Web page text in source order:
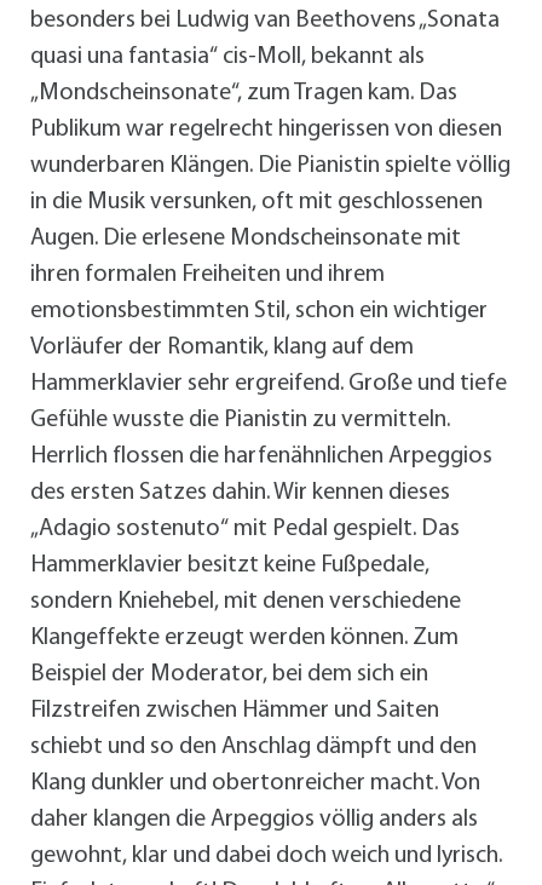
besonders bei Ludwig van Beethovens „Sonata
quasi una fantasia“ cis-Moll, bekannt als
„Mondscheinsonate“, zum Tragen kam. Das
Publikum war regelrecht hingerissen von diesen
wunderbaren Klängen. Die Pianistin spielte völlig
in die Musik versunken, oft mit geschlossenen
Augen. Die erlesene Mondscheinsonate mit
ihren formalen Freiheiten und ihrem
emotionsbestimmten Stil, schon ein wichtiger
Vorläufer der Romantik, klang auf dem
Hammerklavier sehr ergreifend. Große und tiefe
Gefühle wusste die Pianistin zu vermitteln.
Herrlich flossen die harfenähnlichen Arpeggios
des ersten Satzes dahin. Wir kennen dieses
„Adagio sostenuto“ mit Pedal gespielt. Das
Hammerklavier besitzt keine Fußpedale,
sondern Kniehebel, mit denen verschiedene
Klangeffekte erzeugt werden können. Zum
Beispiel der Moderator, bei dem sich ein
Filzstreifen zwischen Hämmer und Saiten
schiebt und so den Anschlag dämpft und den
Klang dunkler und obertonreicher macht. Von
daher klangen die Arpeggios völlig anders als
gewohnt, klar und dabei doch weich und lyrisch.